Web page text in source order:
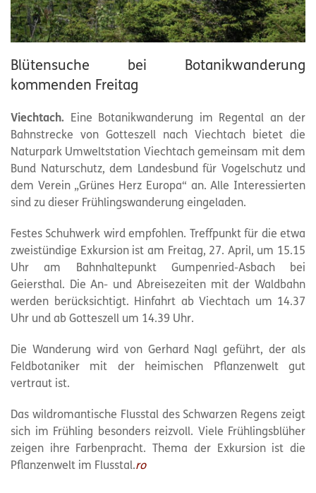
Blütensuche bei Botanikwanderung
kommenden Freitag
Viechtach. Eine Botanikwanderung im Regental an der
Bahnstrecke von Gotteszell nach Viechtach bietet die
Naturpark Umweltstation Viechtach gemeinsam mit dem
Bund Naturschutz, dem Landesbund für Vogelschutz und
dem Verein „Grünes Herz Europa“ an. Alle Interessierten
sind zu dieser Frühlingswanderung eingeladen.
Festes Schuhwerk wird empfohlen. Treffpunkt für die etwa
zweistündige Exkursion ist am Freitag, 27. April, um 15.15
Uhr am Bahnhaltepunkt Gumpenried-Asbach bei
Geiersthal. Die An- und Abreisezeiten mit der Waldbahn
werden berücksichtigt. Hinfahrt ab Viechtach um 14.37
Uhr und ab Gotteszell um 14.39 Uhr.
Die Wanderung wird von Gerhard Nagl geführt, der als
Feldbotaniker mit der heimischen Pflanzenwelt gut
vertraut ist.
Das wildromantische Flusstal des Schwarzen Regens zeigt
sich im Frühling besonders reizvoll. Viele Frühlingsblüher
zeigen ihre Farbenpracht. Thema der Exkursion ist die
Pflanzenwelt im Flusstal.ro